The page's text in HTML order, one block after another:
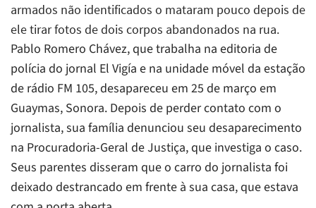
armados não identificados o mataram pouco depois de
ele tirar fotos de dois corpos abandonados na rua.
Pablo Romero Chávez, que trabalha na editoria de
polícia do jornal El Vigía e na unidade móvel da estação
de rádio FM 105, desapareceu em 25 de março em
Guaymas, Sonora. Depois de perder contato com o
jornalista, sua família denunciou seu desaparecimento
na Procuradoria-Geral de Justiça, que investiga o caso.
Seus parentes disseram que o carro do jornalista foi
deixado destrancado em frente à sua casa, que estava